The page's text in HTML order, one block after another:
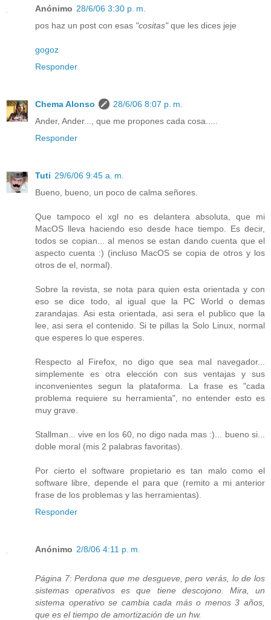
Anónimo 28/6/06 3:30 p. m.
pos haz un post con esas "cositas"que les dices jeje
gogoz
Responder
Chema Alonso
28/6/06 8:07 p. m.
Ander, Ander..., que me propones cada cosa.....
Responder
Tuti 29/6/06 9:45 a. m.
Bueno, bueno, un poco de calma señores.
Que tampoco el xgl no es delantera absoluta, que mi
MacOS lleva haciendo eso desde hace tiempo. Es decir,
todos se copian... al menos se estan dando cuenta que el
aspecto cuenta :) (incluso MacOS se copia de otros y los
otros de el, normal).
Sobre la revista, se nota para quien esta orientada y con
eso se dice todo, al igual que la PC World o demas
zarandajas. Asi esta orientada, asi sera el publico que la
lee, asi sera el contenido. Si te pillas la Solo Linux, normal
que esperes lo que esperes.
Respecto al Firefox, no digo que sea mal navegador...
simplemente es otra elección con sus ventajas y sus
inconvenientes segun la plataforma. La frase es "cada
problema requiere su herramienta", no entender esto es
muy grave.
Stallman... vive en los 60, no digo nada mas :)... bueno si...
doble moral (mis 2 palabras favoritas).
Por cierto el software propietario es tan malo como el
software libre, depende el para que (remito a mi anterior
frase de los problemas y las herramientas).
Responder
Anónimo 2/8/06 4:11 p. m.
Página 7: Perdona que me desgueve, pero verás, lo de los
sistemas operativos es que tiene descojono. Mira, un
sistema operativo se cambia cada más o menos 3 años,
que es el tiempo de amortización de un hw.